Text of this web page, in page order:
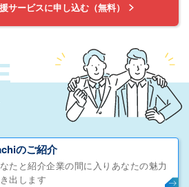
サービスに申し込む（無料）
のご紹介
たと紹介企業の間に入りあなたの魅力
出します